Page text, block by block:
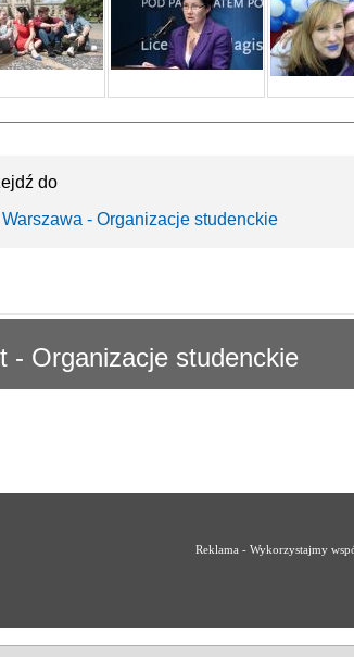
do
Warszawa - Organizacje studenckie
- Organizacje studenckie
Reklama - Wykorzystajmy